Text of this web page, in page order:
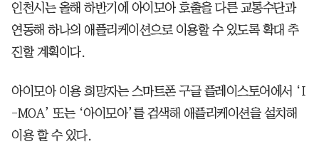
인천시는 올해 하반기에 아이모아 호출을 다른 교통수단과
연동해 하나의 애플리케이션으로 이용할 수 있도록 확대 추
진할 계획이다.
아이모아 이용 희망자는 스마트폰 구글 플레이스토어에서 ‘I
-MOA’ 또는 ‘아이모아’를 검색해 애플리케이션을 설치해
이용 할 수 있다.